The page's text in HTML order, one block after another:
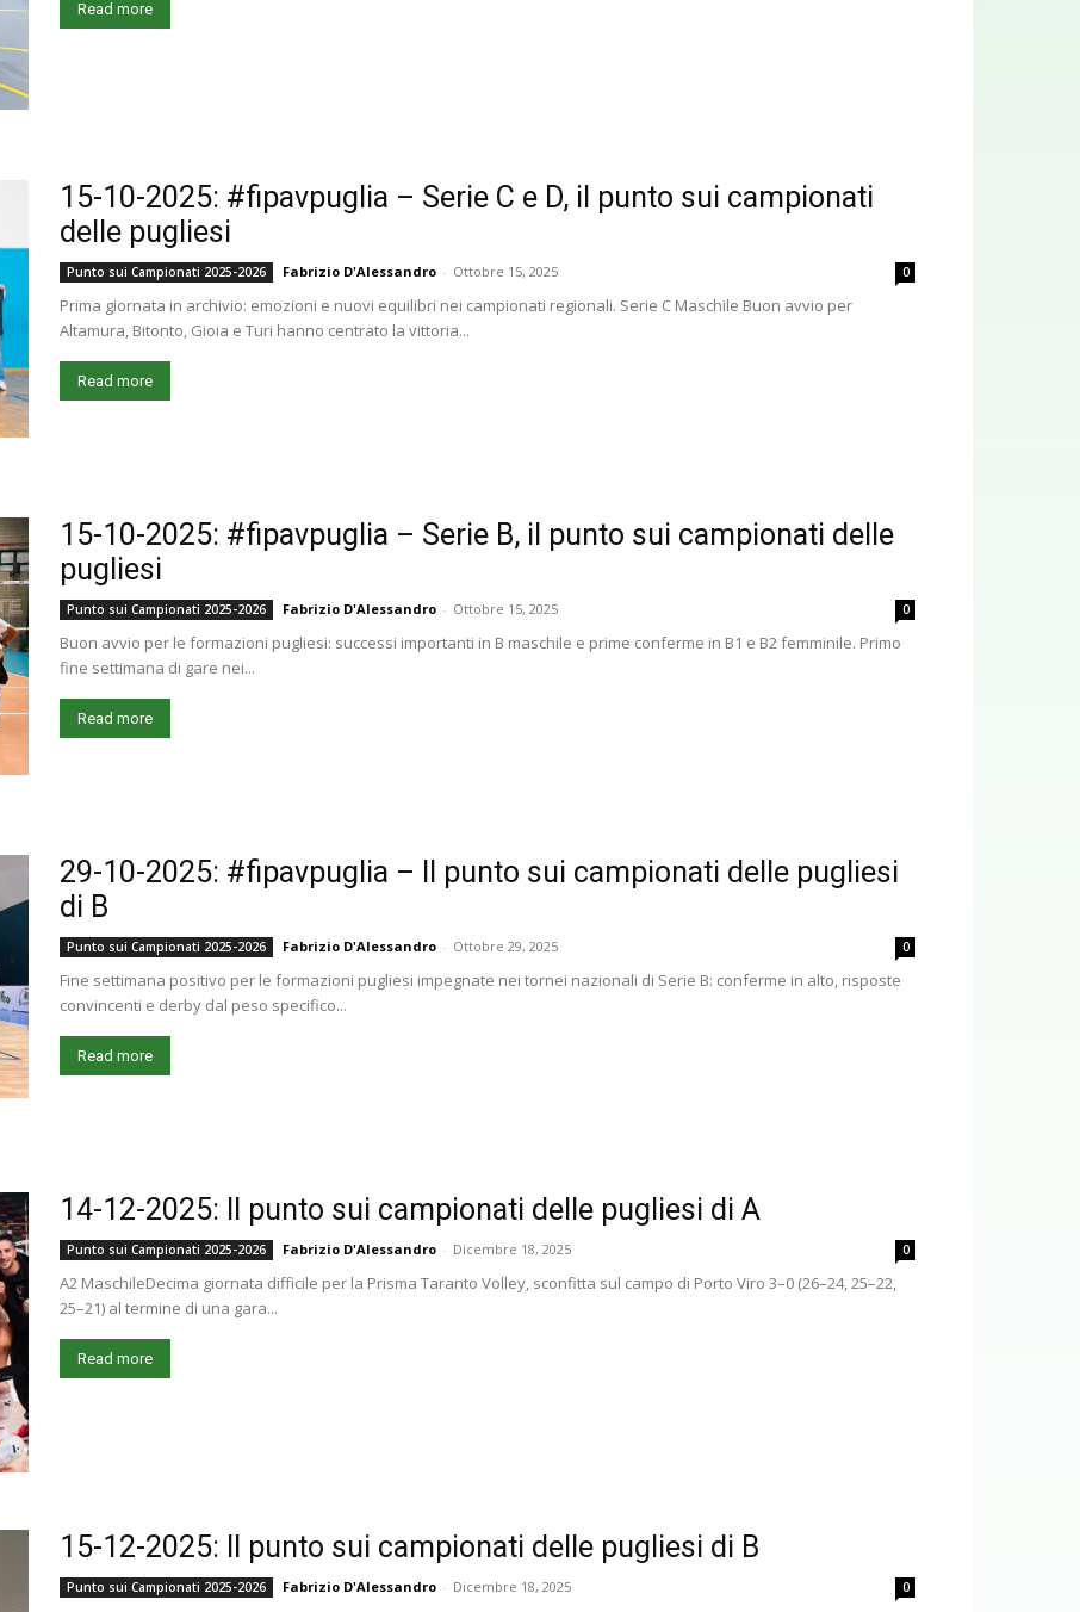
Read more
15-10-2025: #fipavpuglia – Serie C e D, il punto sui campionati
delle pugliesi
Punto sui Campionati 2025-2026 Fabrizio D'Alessandro - Ottobre 15, 2025 0
Prima giornata in archivio: emozioni e nuovi equilibri nei campionati regionali. Serie C Maschile Buon avvio per
Altamura, Bitonto, Gioia e Turi hanno centrato la vittoria...
Read more
15-10-2025: #fipavpuglia – Serie B, il punto sui campionati delle
pugliesi
Punto sui Campionati 2025-2026 Fabrizio D'Alessandro - Ottobre 15, 2025 0
Buon avvio per le formazioni pugliesi: successi importanti in B maschile e prime conferme in B1 e B2 femminile. Primo
fine settimana di gare nei...
Read more
29-10-2025: #fipavpuglia – Il punto sui campionati delle pugliesi
di B
Punto sui Campionati 2025-2026 Fabrizio D'Alessandro - Ottobre 29, 2025 0
Fine settimana positivo per le formazioni pugliesi impegnate nei tornei nazionali di Serie B: conferme in alto, risposte
convincenti e derby dal peso specifico...
Read more
14-12-2025: Il punto sui campionati delle pugliesi di A
Punto sui Campionati 2025-2026 Fabrizio D'Alessandro - Dicembre 18, 2025 0
A2 MaschileDecima giornata difficile per la Prisma Taranto Volley, sconfitta sul campo di Porto Viro 3–0 (26–24, 25–22,
25–21) al termine di una gara...
Read more
15-12-2025: Il punto sui campionati delle pugliesi di B
Punto sui Campionati 2025-2026 Fabrizio D'Alessandro - Dicembre 18, 2025 0